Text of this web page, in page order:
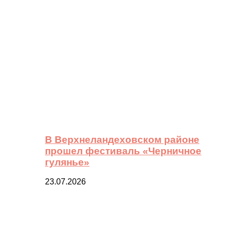
В Верхнеландеховском районе
прошел фестиваль «Черничное
гулянье»
23.07.2026